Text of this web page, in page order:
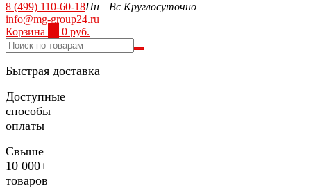
8 (499) 110-60-18Пн—Вс Круглосуточно
info@mg-group24.ru
Корзина
0 руб.
Быстрая доставка
Доступные
способы
оплаты
Свыше
10 000+
товаров